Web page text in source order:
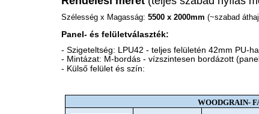
Szélesség x Magasság: 5500 x 2000mm (~szabad
Panel- és felületválaszték:
- Szigeteltség: LPU42 - teljes felületén 42mm PU-
- Mintázat: M-bordás - vízszintesen bordázott
- Külső felület és szín:
WOODGRAIN-